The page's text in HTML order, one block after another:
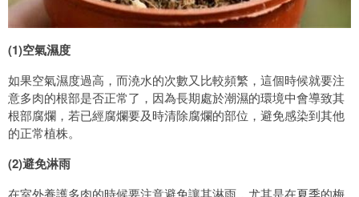
(1)空氣濕度
如果空氣濕度過高，而澆水的次數又比較頻繁，這個時候就要注
意多肉的根部是否正常了，因為長期處於潮濕的環境中會導致其
根部腐爛，若已經腐爛要及時清除腐爛的部位，避免感染到其他
的正常植株。
(2)避免淋雨
在室外養護多肉的時候要注意避免讓其淋雨，尤其是在夏季的梅